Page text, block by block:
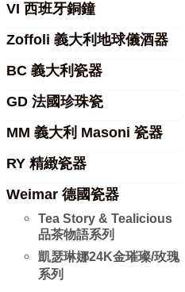
VI 西班牙銅鐘
Zoffoli 義大利地球儀酒器
BC 義大利瓷器
GD 法國珍珠瓷
MM 義大利 Masoni 瓷器
RY 精緻瓷器
Weimar 德國瓷器
Tea Story & Tealicious
品茶物語系列
凱瑟琳娜24K金璀璨/玫瑰
系列